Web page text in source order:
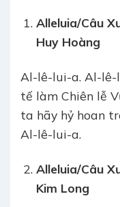
Alleluia/Câu
Huy Hoàng
Al-lê-lui-a. Al-lê-
tế làm Chiên lễ
ta hãy hỷ hoan
Al-lê-lui-a.
Alleluia/Câu
Kim Long